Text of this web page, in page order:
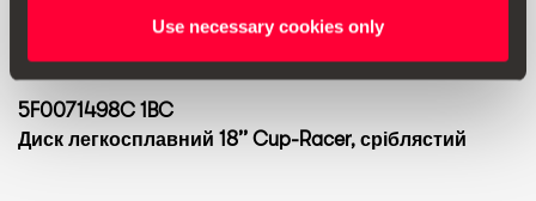
Use necessary cookies only
5F0071498C 1BC
Диск легкосплавний 18’’ Cup-Racer, сріблястий